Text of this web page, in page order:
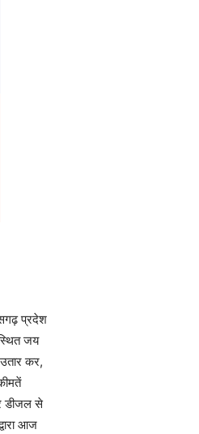
प्रदेश
जय
कर,
डीजल से
आज